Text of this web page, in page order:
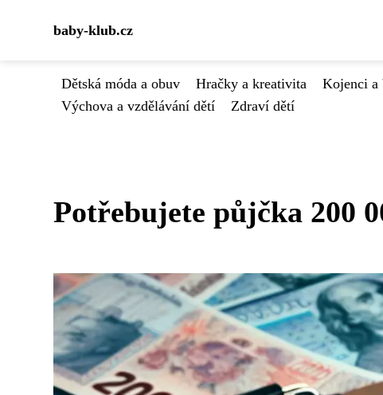
baby-klub.cz
Dětská móda a obuv Hračky a kreativita Kojenci a
Výchova a vzdělávání dětí
Zdraví dětí
Potřebujete půjčka 200